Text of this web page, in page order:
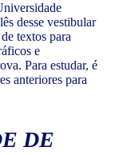
desse vestibular
textos para
e
Para estudar, é
anteriores para
DE